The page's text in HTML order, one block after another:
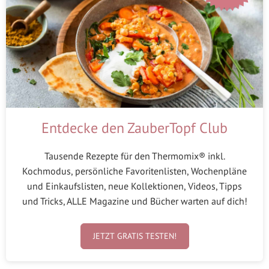
Entdecke den ZauberTopf Club
Tausende Rezepte für den Thermomix® inkl.
Kochmodus, persönliche Favoritenlisten, Wochenpläne
und Einkaufslisten, neue Kollektionen, Videos, Tipps
und Tricks, ALLE Magazine und Bücher warten auf dich!
JETZT GRATIS TESTEN!